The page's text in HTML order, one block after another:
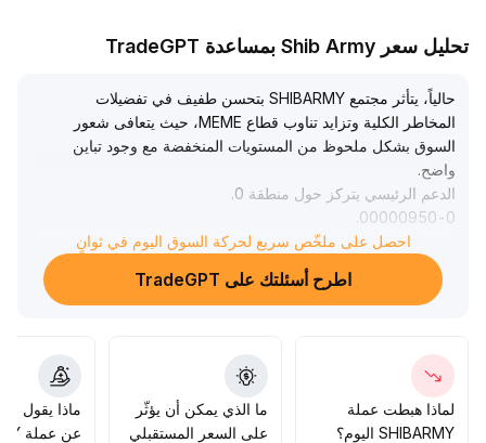
تحليل سعر Shib Army بمساعدة TradeGPT
حالياً، يتأثر مجتمع SHIBARMY بتحسن طفيف في تفضيلات
المخاطر الكلية وتزايد تناوب قطاع MEME، حيث يتعافى شعور
السوق بشكل ملحوظ من المستويات المنخفضة مع وجود تباين
واضح.
الدعم الرئيسي يتركز حول منطقة 0
.
00000950-0
00001020، وإذا زاد حجم التداول بالتزامن، من المتوقع
استمرار الزخم الصاعد؛ أما إذا تم كسر هذه المنطقة، فقد يتم
اختبار الدعم حول 0 .
الإشارات الديناميكية للمتوسطات والأسعار والكميات، ووضع حدود
واضحة للخسارة والربح، وتجنب الشراء عند القمم ما لم يتضح
الاتجاه، والسيطرة على حجم المراكز لمواجهة مخاطر السيولة،
والتحلي بالصبر في انتظار تحقق الفرص الهيكلية.
احصل على ملخّص سريع لحركة السوق اليوم في ثوانٍ
اطرح أسئلتك على TradeGPT
لماذا هبطت عملة
SHIBARMY اليوم؟
ما الذي يمكن أن يؤثّر
على السعر المستقبلي
ماذا يقول
عن عملة SHIBARMY؟